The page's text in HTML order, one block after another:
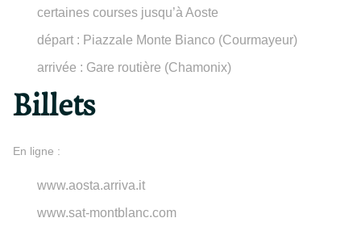
certaines courses jusqu’à Aoste
départ : Piazzale Monte Bianco (Courmayeur)
arrivée : Gare routière (Chamonix)
Billets
En ligne :
www.aosta.arriva.it
www.sat-montblanc.com